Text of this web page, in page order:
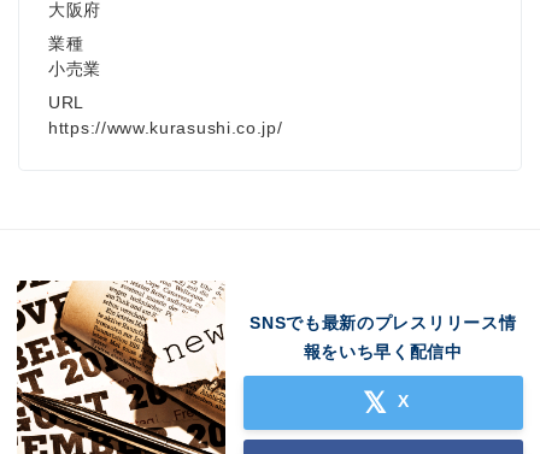
大阪府
業種
小売業
URL
https://www.kurasushi.co.jp/
SNSでも最新のプレスリリース情
報をいち早く配信中
X